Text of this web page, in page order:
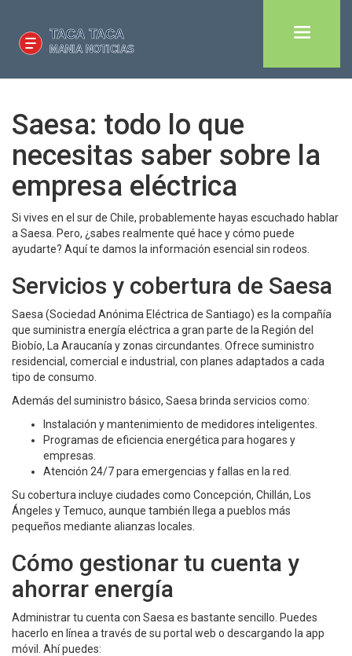
Saesa: todo lo que
necesitas saber sobre la
empresa eléctrica
Si vives en el sur de Chile, probablemente hayas escuchado hablar
a Saesa. Pero, ¿sabes realmente qué hace y cómo puede
ayudarte? Aquí te damos la información esencial sin rodeos.
Servicios y cobertura de Saesa
Saesa (Sociedad Anónima Eléctrica de Santiago) es la compañía
que suministra energía eléctrica a gran parte de la Región del
Biobío, La Araucanía y zonas circundantes. Ofrece suministro
residencial, comercial e industrial, con planes adaptados a cada
tipo de consumo.
Además del suministro básico, Saesa brinda servicios como:
Instalación y mantenimiento de medidores inteligentes.
Programas de eficiencia energética para hogares y
empresas.
Atención 24/7 para emergencias y fallas en la red.
Su cobertura incluye ciudades como Concepción, Chillán, Los
Ángeles y Temuco, aunque también llega a pueblos más
pequeños mediante alianzas locales.
Cómo gestionar tu cuenta y
ahorrar energía
Administrar tu cuenta con Saesa es bastante sencillo. Puedes
hacerlo en línea a través de su portal web o descargando la app
móvil. Ahí puedes: